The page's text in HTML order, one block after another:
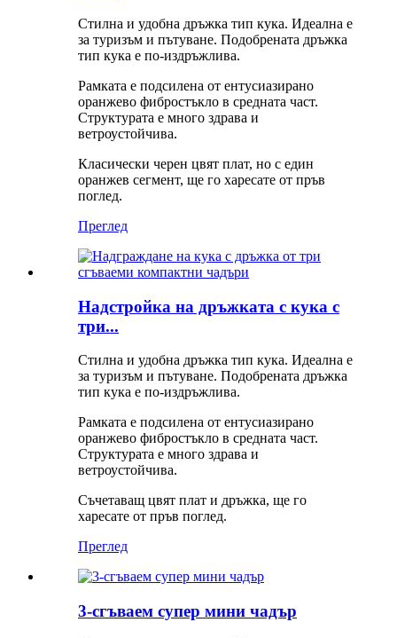
Стилна и удобна дръжка тип кука. Идеална е
за туризъм и пътуване. Подобрената дръжка
тип кука е по-издръжлива.
Рамката е подсилена от ентусиазирано
оранжево фибростъкло в средната част.
Структурата е много здрава и
ветроустойчива.
Класически черен цвят плат, но с един
оранжев сегмент, ще го харесате от пръв
поглед.
Преглед
Надстройка на дръжката с кука с
три...
Стилна и удобна дръжка тип кука. Идеална е
за туризъм и пътуване. Подобрената дръжка
тип кука е по-издръжлива.
Рамката е подсилена от ентусиазирано
оранжево фибростъкло в средната част.
Структурата е много здрава и
ветроустойчива.
Съчетаващ цвят плат и дръжка, ще го
харесате от пръв поглед.
Преглед
3-сгъваем супер мини чадър